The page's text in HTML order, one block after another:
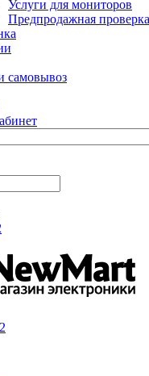
Услуги для мониторов
Предпродажная проверка
самовывоз